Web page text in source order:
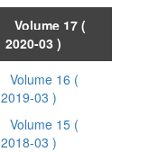
Volume 17 (
2020-03 )
Volume 16 (
2019-03 )
Volume 15 (
2018-03 )